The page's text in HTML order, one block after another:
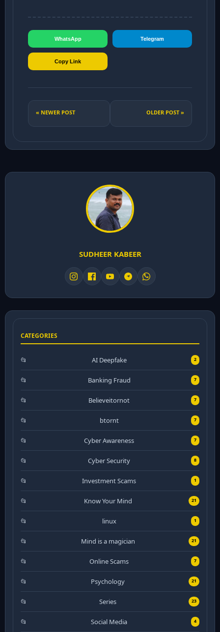
WhatsApp Telegram
Copy Link
« NEWER POST OLDER POST »
SUDHEER KABEER
CATEGORIES
AI Deepfake 2
Banking Fraud 7
Believeitornot 7
btornt 7
Cyber Awareness 7
Cyber Security 8
Investment Scams 1
Know Your Mind 21
linux 1
Mind is a magician 21
Online Scams 7
Psychology 21
Series 23
Social Media 4